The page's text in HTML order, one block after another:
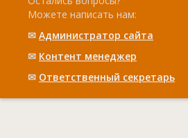
Можете написать нам:
✉ Администратор сайта
✉ Контент менеджер
✉ Ответственный cекретарь